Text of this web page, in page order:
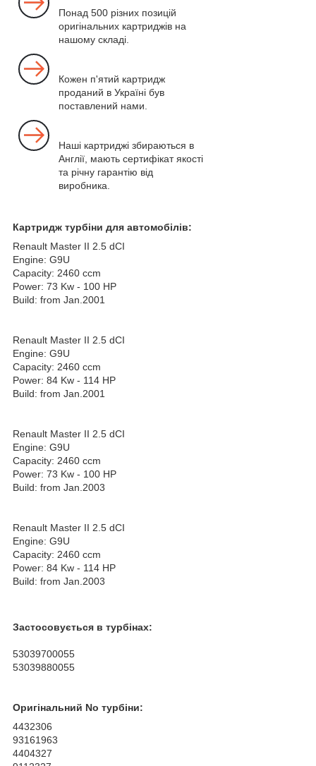
Понад 500 різних позицій
оригінальних картриджів на
нашому складі.
Кожен п'ятий картридж
проданий в Україні був
поставлений нами.
Наші картриджі збираються в
Англії, мають сертифікат якості
та річну гарантію від
виробника.
Картридж турбіни для автомобілів:
Renault Master II 2.5 dCI
Engine: G9U
Capacity: 2460 ccm
Power: 73 Kw - 100 HP
Build: from Jan.2001
Renault Master II 2.5 dCI
Engine: G9U
Capacity: 2460 ccm
Power: 84 Kw - 114 HP
Build: from Jan.2001
Renault Master II 2.5 dCI
Engine: G9U
Capacity: 2460 ccm
Power: 73 Kw - 100 HP
Build: from Jan.2003
Renault Master II 2.5 dCI
Engine: G9U
Capacity: 2460 ccm
Power: 84 Kw - 114 HP
Build: from Jan.2003
Застосовується в турбінах:
53039700055
53039880055
Оригінальний No турбіни:
4432306
93161963
4404327